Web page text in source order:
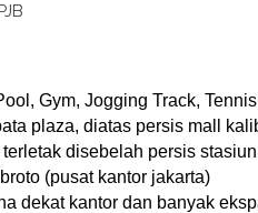
Gym, Jogging Track,
plaza, diatas persis mall
disebelah persis
(pusat kantor jakarta)
dekat kantor dan banyak